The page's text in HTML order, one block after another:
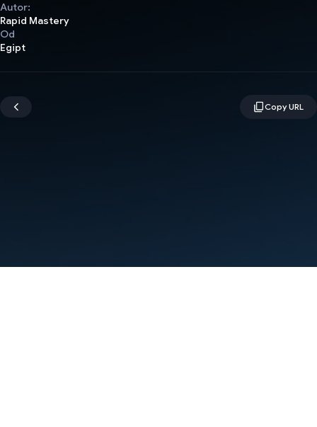
Autor:
Rapid Mastery
Od
Egipt